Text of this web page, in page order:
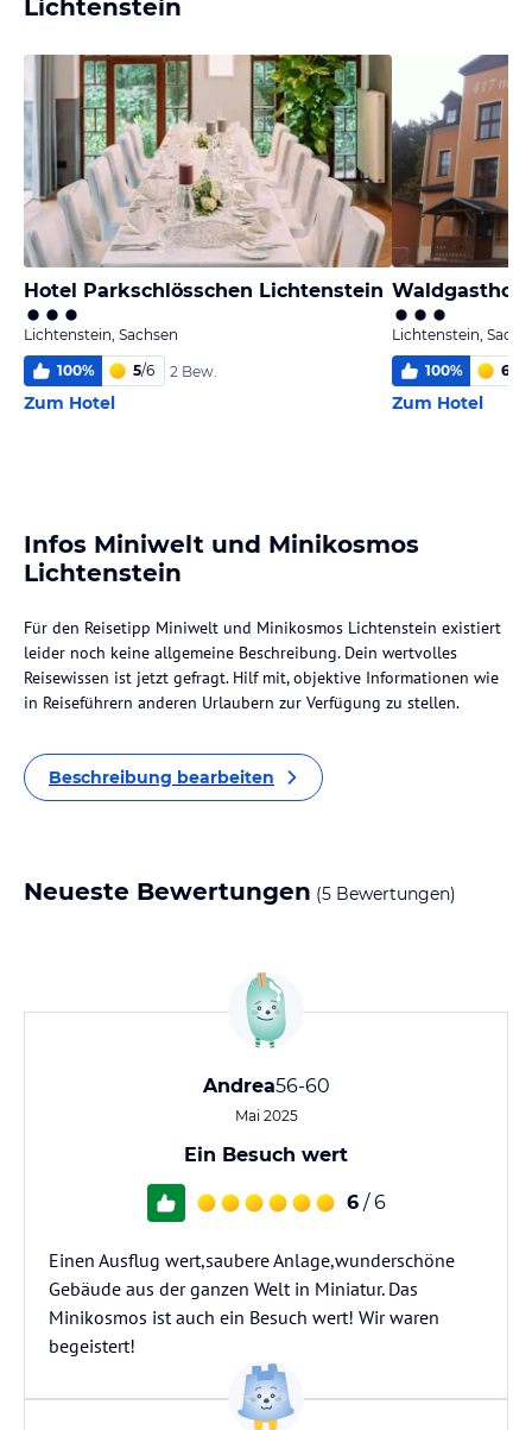
Lichtenstein
Hotel Parkschlösschen Lichtenstein
Lichtenstein, Sachsen
100% 5/6 2 Bew.
Zum Hotel
Waldgasthof
Lichtenstein,
100% 6,0
Zum Hotel
Infos Miniwelt und Minikosmos
Lichtenstein
Für den Reisetipp Miniwelt und Minikosmos Lichtenstein existiert
leider noch keine allgemeine Beschreibung. Dein wertvolles
Reisewissen ist jetzt gefragt. Hilf mit, objektive Informationen wie
in Reiseführern anderen Urlaubern zur Verfügung zu stellen.
Beschreibung bearbeiten
Neueste Bewertungen (5 Bewertungen)
Andrea56-60
Mai 2025
Ein Besuch wert
6 / 6
Einen Ausflug wert,saubere Anlage,wunderschöne
Gebäude aus der ganzen Welt in Miniatur. Das
Minikosmos ist auch ein Besuch wert! Wir waren
begeistert!